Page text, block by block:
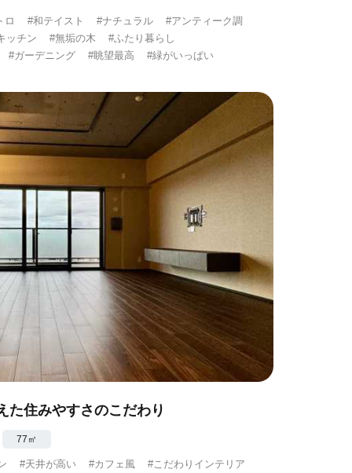
ロ #和テイスト #ナチュラル
#アンティーク調
ッチン
#無垢の木
#ふたり暮らし
#ガーデニング
#眺望最高 #緑がいっぱい
た住みやすさのこだわり
77㎡
#天井が高い #カフェ風
#こだわりインテリア